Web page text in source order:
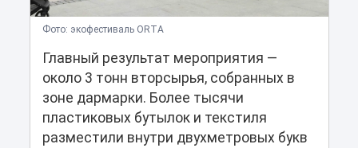
Фото: экофестиваль ORTA
Главный результат мероприятия —
около 3 тонн вторсырья, собранных в
зоне дармарки. Более тысячи
пластиковых бутылок и текстиля
разместили внутри двухметровых букв